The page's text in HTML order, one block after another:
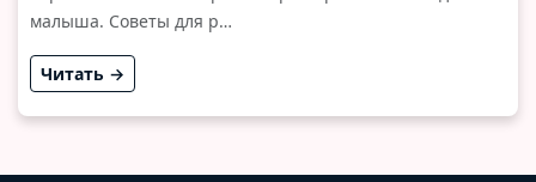
малыша. Советы для р…
Читать →